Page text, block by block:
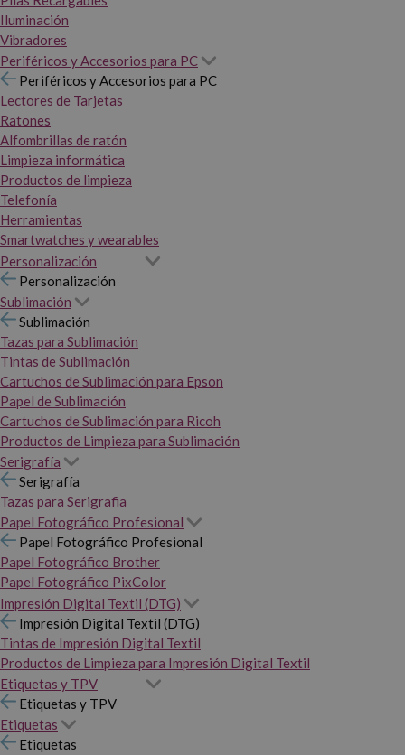
Iluminación
Vibradores
Periféricos y Accesorios para PC
Periféricos y Accesorios para PC
Lectores de Tarjetas
Ratones
Alfombrillas de ratón
Limpieza informática
Productos de limpieza
Telefonía
Herramientas
Smartwatches y wearables
Personalización
Personalización
Sublimación
Sublimación
Tazas para Sublimación
Tintas de Sublimación
Cartuchos de Sublimación para Epson
Papel de Sublimación
Cartuchos de Sublimación para Ricoh
Productos de Limpieza para Sublimación
Serigrafía
Serigrafía
Tazas para Serigrafia
Papel Fotográfico Profesional
Papel Fotográfico Profesional
Papel Fotográfico Brother
Papel Fotográfico PixColor
Impresión Digital Textil (DTG)
Impresión Digital Textil (DTG)
Tintas de Impresión Digital Textil
Productos de Limpieza para Impresión Digital Textil
Etiquetas y TPV
Etiquetas y TPV
Etiquetas
Etiquetas